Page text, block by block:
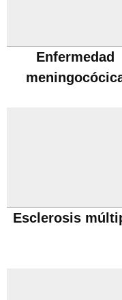
Enfermedad
Esclerosis